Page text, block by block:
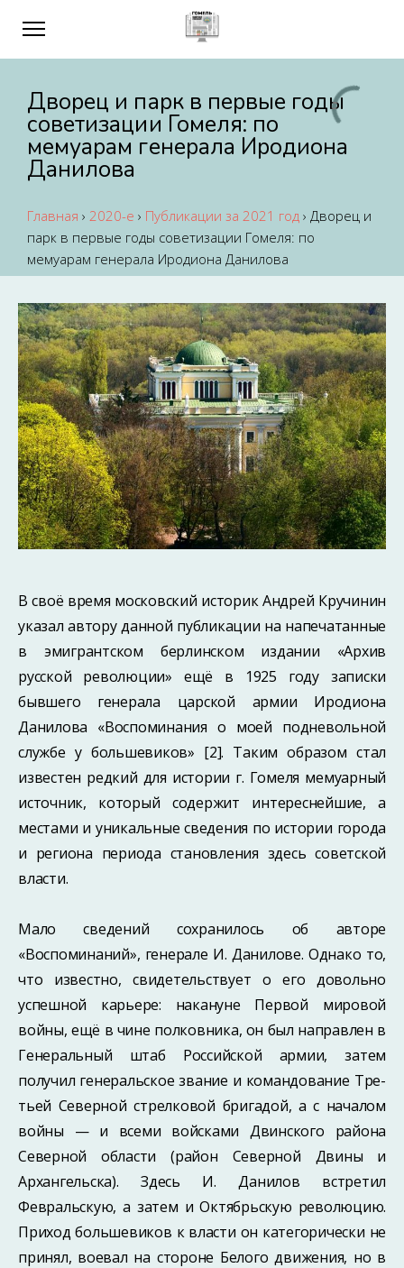
Дворец и парк в первые годы
советизации Гомеля: по
мемуарам генерала Иродиона
Данилова
Главная › 2020-е › Публикации за 2021 год › Дворец и
парк в первые годы советизации Гомеля: по
мемуарам генерала Иродиона Данилова
В своё время московский историк Андрей Кручинин
указал автору данной публи­кации на напечатанные
в эмигрантском берлинском издании «Архив
русской рево­люции» ещё в 1925 году записки
бывшего генерала царской армии Иродиона
Данилова «Воспоминания о моей подневольной
службе у большевиков» [2]. Таким образом стал
известен редкий для истории г. Гомеля мемуарный
источник, который содержит интереснейшие, а
местами и уникальные сведения по истории города
и региона пе­риода становления здесь советской
власти.
Мало сведений сохранилось об авторе
«Воспоминаний», генерале И. Данилове. Однако то,
что известно, свидетельствует о его довольно
успешной карьере: накану­не Первой мировой
войны, ещё в чине полковника, он был направлен в
Генеральный штаб Российской армии, затем
получил генеральское звание и командование Тре­
тьей Северной стрелковой бригадой, а с началом
войны — и всеми войсками Двинского района
Северной области (район Северной Двины и
Архангельска). Здесь И. Данилов встретил
Февральскую, а затем и Октябрьскую революцию.
Приход большевиков к власти он категорически не
принял, воевал на стороне Белого дви­жения, но в